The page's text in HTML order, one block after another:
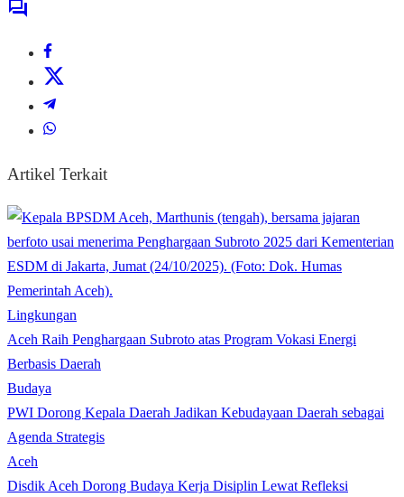
Artikel Terkait
Lingkungan
Aceh Raih Penghargaan Subroto atas Program Vokasi Energi
Berbasis Daerah
Budaya
PWI Dorong Kepala Daerah Jadikan Kebudayaan Daerah sebagai
Agenda Strategis
Aceh
Disdik Aceh Dorong Budaya Kerja Disiplin Lewat Refleksi